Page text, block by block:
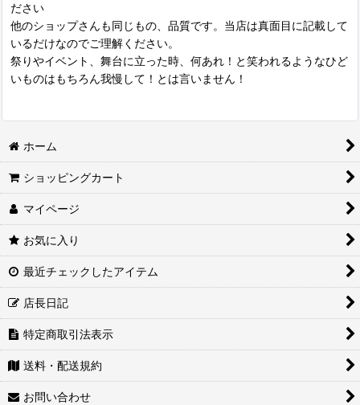
ださい
他のショップさんも同じもの、品質です。当店は真面目に記載して
いるだけなのでご理解ください。
祭りやイベント、舞台に立った時、何あれ！と笑われるようなひど
いものはもちろん我慢して！とは言いません！
ホーム
ショッピングカート
マイページ
お気に入り
最近チェックしたアイテム
店長日記
特定商取引法表示
送料・配送規約
お問い合わせ